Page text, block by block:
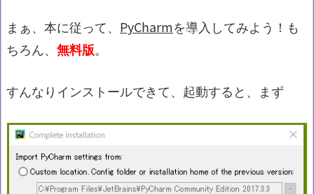
まぁ、本に従って、 PyCharmを導入してみよう！も
ちろん、 無料版。
すんなりインストールできて、起動すると、まず